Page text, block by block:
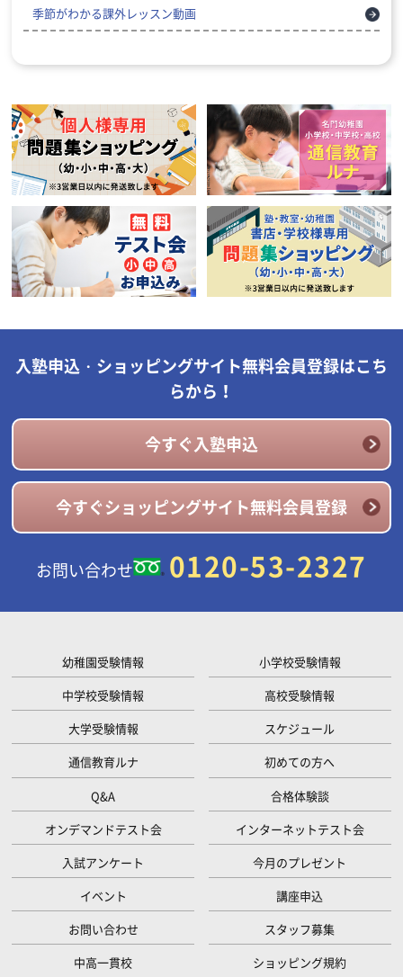
季節がわかる課外レッスン動画
入塾申込・ショッピングサイト無料会員登録はこち
らから！
今すぐ入塾申込
今すぐショッピングサイト無料会員登録
お問い合わせ 0120-53-2327
幼稚園受験情報
小学校受験情報
中学校受験情報
高校受験情報
大学受験情報
スケジュール
通信教育ルナ
初めての方へ
Q&A
合格体験談
オンデマンドテスト会
インターネットテスト会
入試アンケート
今月のプレゼント
イベント
講座申込
お問い合わせ
スタッフ募集
中高一貫校
ショッピング規約